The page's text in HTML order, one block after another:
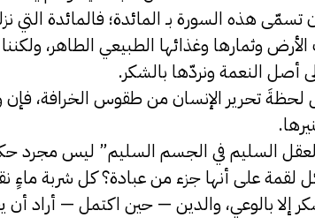
هذه السورة بـ المائدة؛ فالمائدة التي
وثمارها وغذائها الطبيعي الطاهر،
أصل النعمة ونردّها بالشكر.
لحظةَ تحرير الإنسان من طقوس الخرافة،
السليم في الجسم السليم” ليس مجرد
لقمة على أنها جزء من عبادة؟ كل شربة ماءٍ
إلا بالوعي، والدين — حين اكتمل — أراد